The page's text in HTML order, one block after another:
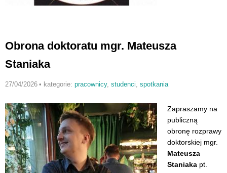
Obrona doktoratu mgr. Mateusza
Staniaka
27/04/2026 • kategorie: pracownicy, studenci spotkania
Zapraszamy na
publiczną
obronę rozprawy
doktorskiej mgr.
Mateusza
Staniaka pt.